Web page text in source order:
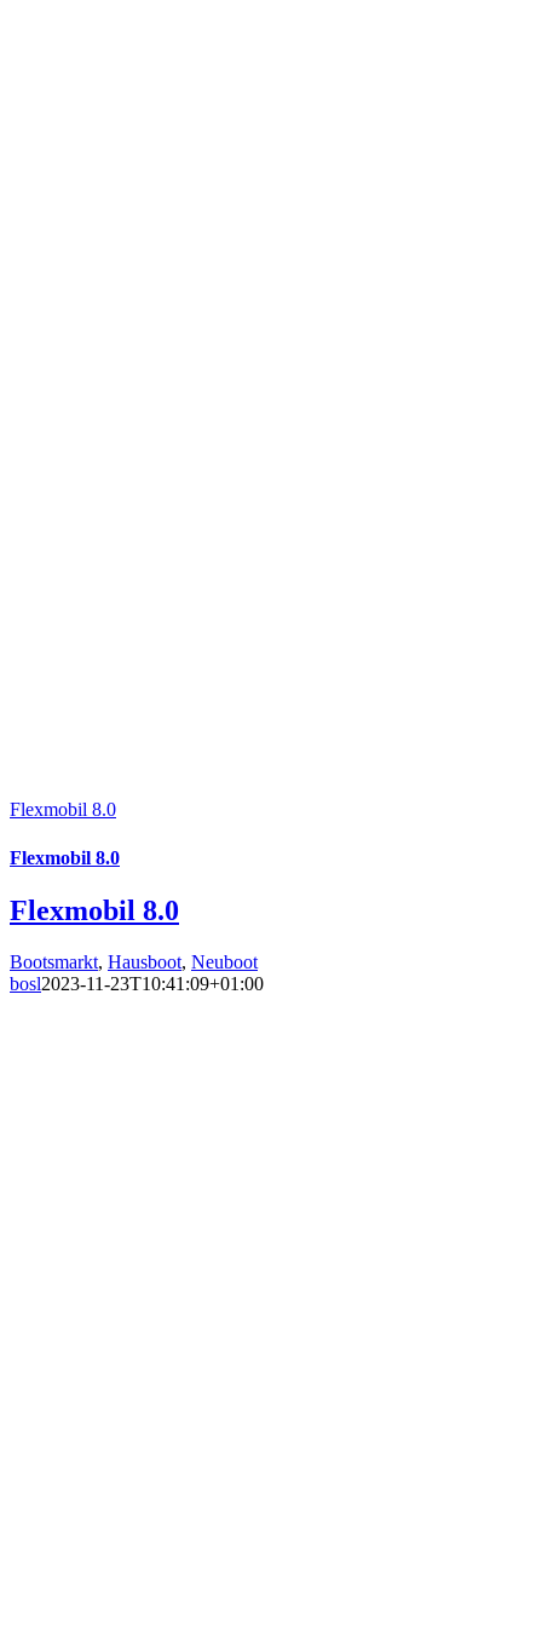
Flexmobil 8.0
Flexmobil 8.0
Flexmobil 8.0
Bootsmarkt, Hausboot, Neuboot
bosl2023-11-23T10:41:09+01:00